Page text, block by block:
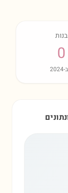
בנות
0
ב-2024